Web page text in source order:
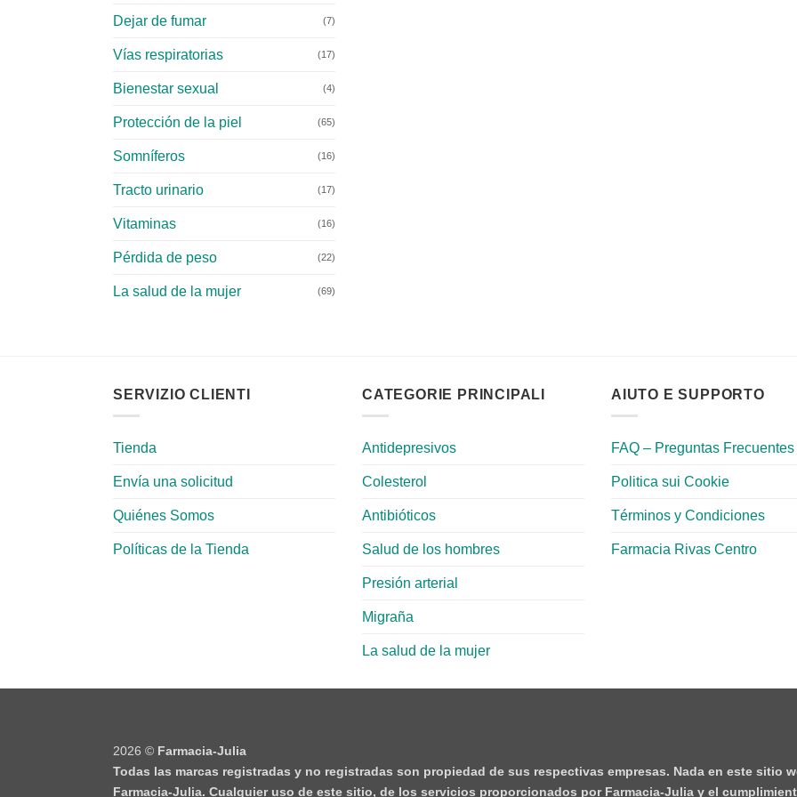
Dejar de fumar (7)
Vías respiratorias (17)
Bienestar sexual (4)
Protección de la piel (65)
Somníferos (16)
Tracto urinario (17)
Vitaminas (16)
Pérdida de peso (22)
La salud de la mujer (69)
SERVIZIO CLIENTI
Tienda
Envía una solicitud
Quiénes Somos
Políticas de la Tienda
CATEGORIE PRINCIPALI
Antidepresivos
Colesterol
Antibióticos
Salud de los hombres
Presión arterial
Migraña
La salud de la mujer
AIUTO E SUPPORTO
FAQ – Preguntas Frecuentes
Politica sui Cookie
Términos y Condiciones
Farmacia Rivas Centro
2026 © Farmacia-Julia
Todas las marcas registradas y no registradas son propiedad de sus respectivas empresas. Nada en este sitio
Farmacia-Julia. Cualquier uso de este sitio, de los servicios proporcionados por Farmacia-Julia y el